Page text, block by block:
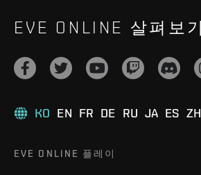
EVE ONLINE 살펴보기
KO EN FR DE RU JA ES ZH
EVE ONLINE 플레이